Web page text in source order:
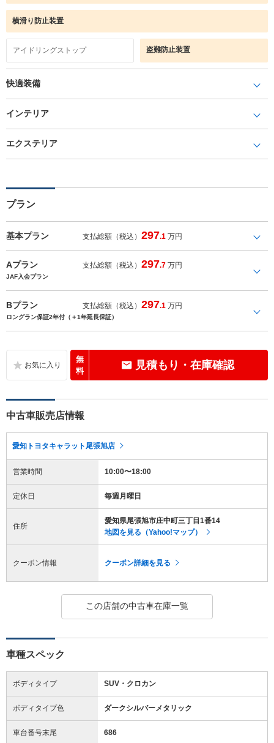
横滑り防止装置
アイドリングストップ 盗難防止装置
快適装備
インテリア
エクステリア
プラン
基本プラン 支払総額（税込）297.1 万円
Aプラン 支払総額（税込）297.7 万円
JAF入会プラン
Bプラン 支払総額（税込）297.1 万円
ロングラン保証2年付（＋1年延長保証）
無
料
見積もり・在庫確認
中古車販売店情報
愛知トヨタキャラット尾張旭店
営業時間 10:00〜18:00
定休日 毎週月曜日
住所
愛知県尾張旭市庄中町三丁目1番14
地図を見る（Yahoo!マップ）
クーポン情報 クーポン詳細を見る
この店舗の中古車在庫一覧
車種スペック
ボディタイプ SUV・クロカン
ボディタイプ色 ダークシルバーメタリック
車台番号末尾 686